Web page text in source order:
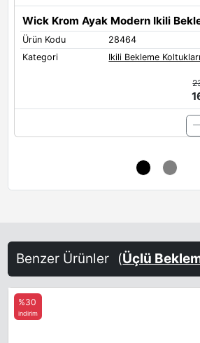
Wick Krom Ayak Modern Ikili
Ürün Kodu
28464
Kategori
Ikili Bekleme Koltukları
Benzer Ürünler (Üçlü
%30
indirim